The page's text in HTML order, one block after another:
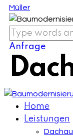
Anfrage
Home
Leistungen